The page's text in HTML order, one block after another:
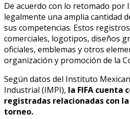
De acuerdo con lo retomado por
legalmente una amplia cantidad
sus competencias. Estos
comerciales, logotipos, diseños
oficiales, emblemas y otros
organización y promoción de la
Según datos del Instituto
Industrial (IMPI), la FIFA cuenta
registradas relacionadas con
torneo.